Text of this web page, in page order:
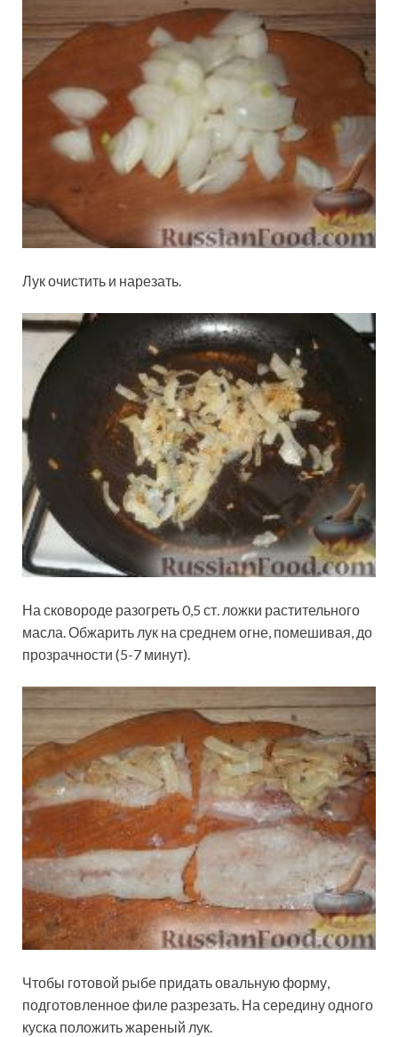
Лук очистить и нарезать.
На сковороде разогреть 0,5 ст. ложки растительного
масла. Обжарить лук на среднем огне, помешивая, до
прозрачности (5-7 минут).
Чтобы готовой рыбе придать овальную форму,
подготовленное филе разрезать. На середину одного
куска положить жареный лук.